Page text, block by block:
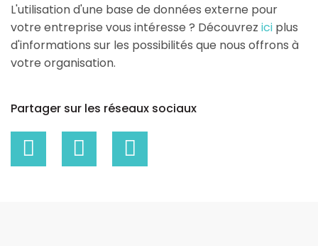
L'utilisation d'une base de données externe pour
votre entreprise vous intéresse ? Découvrez ici plus
d'informations sur les possibilités que nous offrons à
votre organisation.
Partager sur les réseaux sociaux